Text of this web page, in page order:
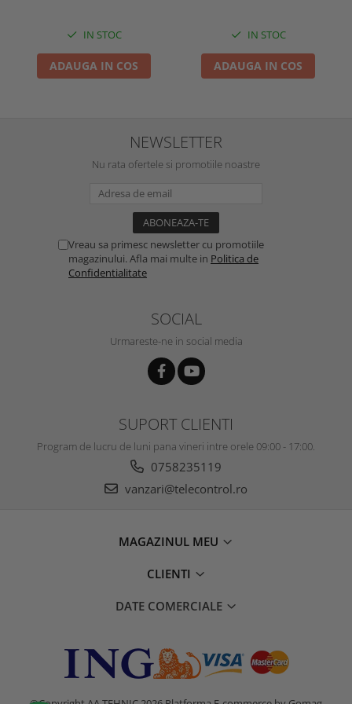
IN STOC
ADAUGA IN COS
IN STOC
ADAUGA IN COS
NEWSLETTER
Nu rata ofertele si promotiile noastre
Vreau sa primesc newsletter cu promotiile
magazinului. Afla mai multe in Politica de
Confidentialitate
SOCIAL
Urmareste-ne in social media
SUPORT CLIENTI
Program de lucru de luni pana vineri intre orele 09:00 - 17:00.
0758235119
vanzari@telecontrol.ro
MAGAZINUL MEU
CLIENTI
DATE COMERCIALE